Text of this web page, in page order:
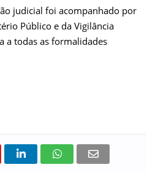
judicial foi acompanhado por
Público e da Vigilância
a todas as formalidades